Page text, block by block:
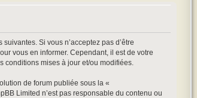
Si vous n’acceptez pas d’être
vous en informer. Cependant, il est de votre
conditions mises à jour et/ou modifiées.
de forum publiée sous la «
Limited n’est pas responsable du contenu ou